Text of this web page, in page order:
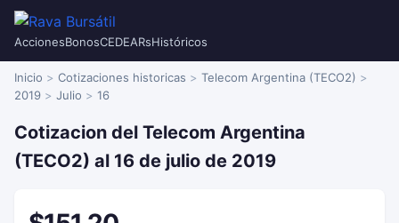
AccionesBonosCEDEARsHistóricos
Inicio Cotizaciones historicas
Telecom Argentina (TECO2)
2019
Julio 16
Cotizacion del Telecom Argentina
(TECO2) al 16 de julio de 2019